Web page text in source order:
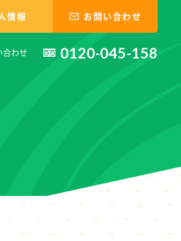
情報 お問い合わせ
合わせ 0120-045-158